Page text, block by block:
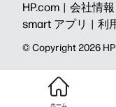
HP.com | 会社情
smart アプリ | 利
©️ Copyright 2026
ホーム